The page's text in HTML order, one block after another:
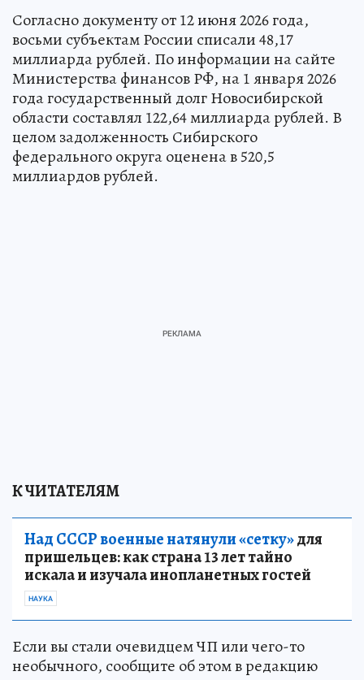
Согласно документу от 12 июня 2026 года,
восьми субъектам России списали 48,17
миллиарда рублей. По информации на сайте
Министерства финансов РФ, на 1 января 2026
года государственный долг Новосибирской
области составлял 122,64 миллиарда рублей. В
целом задолженность Сибирского
федерального округа оценена в 520,5
миллиардов рублей.
К ЧИТАТЕЛЯМ
Над СССР военные натянули «сетку»для
пришельцев: как страна 13 лет тайно
искала и изучала инопланетных гостей
НАУКА
Если вы стали очевидцем ЧП или чего-то
необычного, сообщите об этом в редакцию